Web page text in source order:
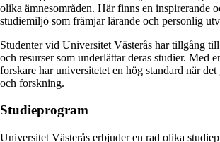
olika ämnesområden. Här finns en inspirerande
studiemiljö som främjar lärande och personlig
Studenter vid Universitet Västerås har tillgång
och resurser som underlättar deras studier. Med
forskare har universitetet en hög standard när
och forskning.
Studieprogram
Universitet Västerås erbjuder en rad olika